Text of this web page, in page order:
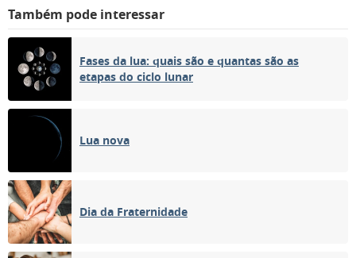
Também pode interessar
Fases da lua: quais são e quantas são as
etapas do ciclo lunar
Lua nova
Dia da Fraternidade